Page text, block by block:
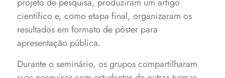
científico e, como etapa final, organizaram os
resultados em formato de pôster para
apresentação pública.
Durante o seminário, os grupos compartilharam